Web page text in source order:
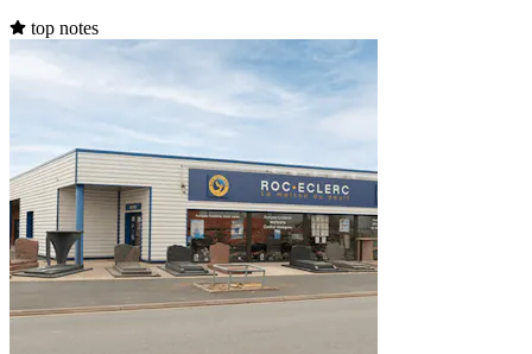
top notes